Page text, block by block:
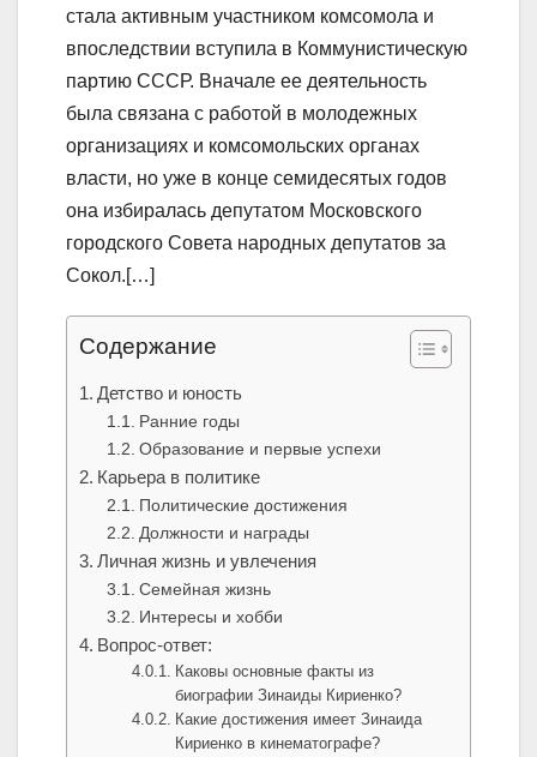
стала активным участником комсомола и
впоследствии вступила в Коммунистическую
партию СССР. Вначале ее деятельность
была связана с работой в молодежных
организациях и комсомольских органах
власти, но уже в конце семидесятых годов
она избиралась депутатом Московского
городского Совета народных депутатов за
Сокол.[…]
Содержание
Детство и юность
Ранние годы
Образование и первые успехи
Карьера в политике
Политические достижения
Должности и награды
Личная жизнь и увлечения
Семейная жизнь
Интересы и хобби
Вопрос-ответ:
Каковы основные факты из
биографии Зинаиды Кириенко?
Какие достижения имеет Зинаида
Кириенко в кинематографе?